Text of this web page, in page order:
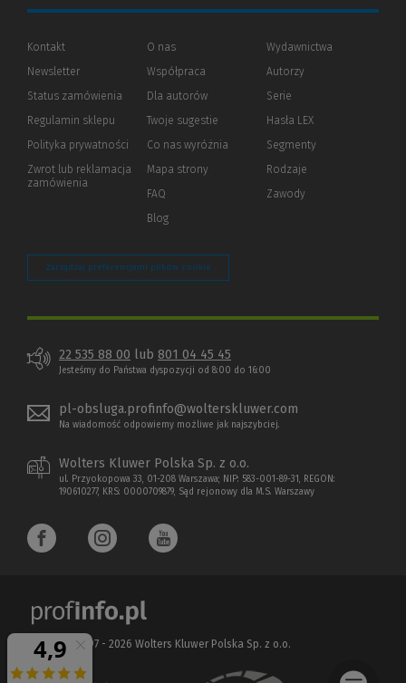
Kontakt
Newsletter
Status zamówienia
Regulamin sklepu
Polityka prywatności (Nowe
(Link
innej
Zwrot lub reklamacja
zamówienia
O nas
Współpraca
Dla autorów(Nowe
(Link
innej
strony)
Twoje sugestie
Co nas wyróżnia
Mapa strony
FAQ
Blog
Wydawnictwa
Autorzy
Serie
Hasła LEX
Segmenty
Rodzaje
Zawody
Zarządzaj preferencjami plików cookie
22 535 88 00 lub 801 04 45 45
Jesteśmy do Państwa dyspozycji od 8:00 do 16:00
pl-obsluga.profinfo@wolterskluwer.com
Na wiadomość odpowiemy możliwe jak najszybciej.
Wolters Kluwer Polska Sp. z o.o.
ul. Przyokopowa 33, 01-208 Warszawa; NIP: 583-001-89-31, REGON:
190610277, KRS: 0000709879, Sąd rejonowy dla M.S. Warszawy
Copyright 1997 - 2026 Wolters Kluwer Polska Sp. z o.o.